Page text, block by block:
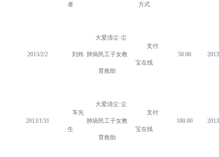
者 方式
2013/2/2 刘炜
大爱清尘·尘
肺病民工子女教
育救助
支付
宝在线
50.00
2013/1/31
车先
生
大爱清尘·尘
肺病民工子女教
育救助
支付
宝在线
100.00